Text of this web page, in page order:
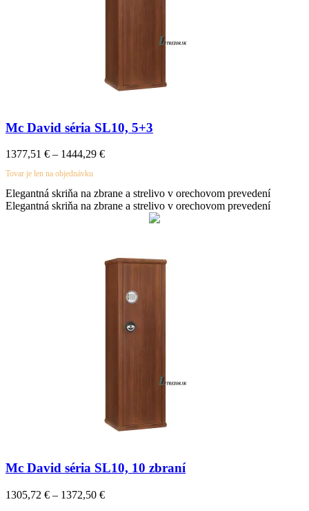
Mc David séria SL10, 5+3
1377,51 € – 1444,29 €
Tovar je len na objednávku
Elegantná skriňa na zbrane a strelivo v orechovom prevedení
Elegantná skriňa na zbrane a strelivo v orechovom prevedení
Mc David séria SL10, 10 zbraní
1305,72 € – 1372,50 €